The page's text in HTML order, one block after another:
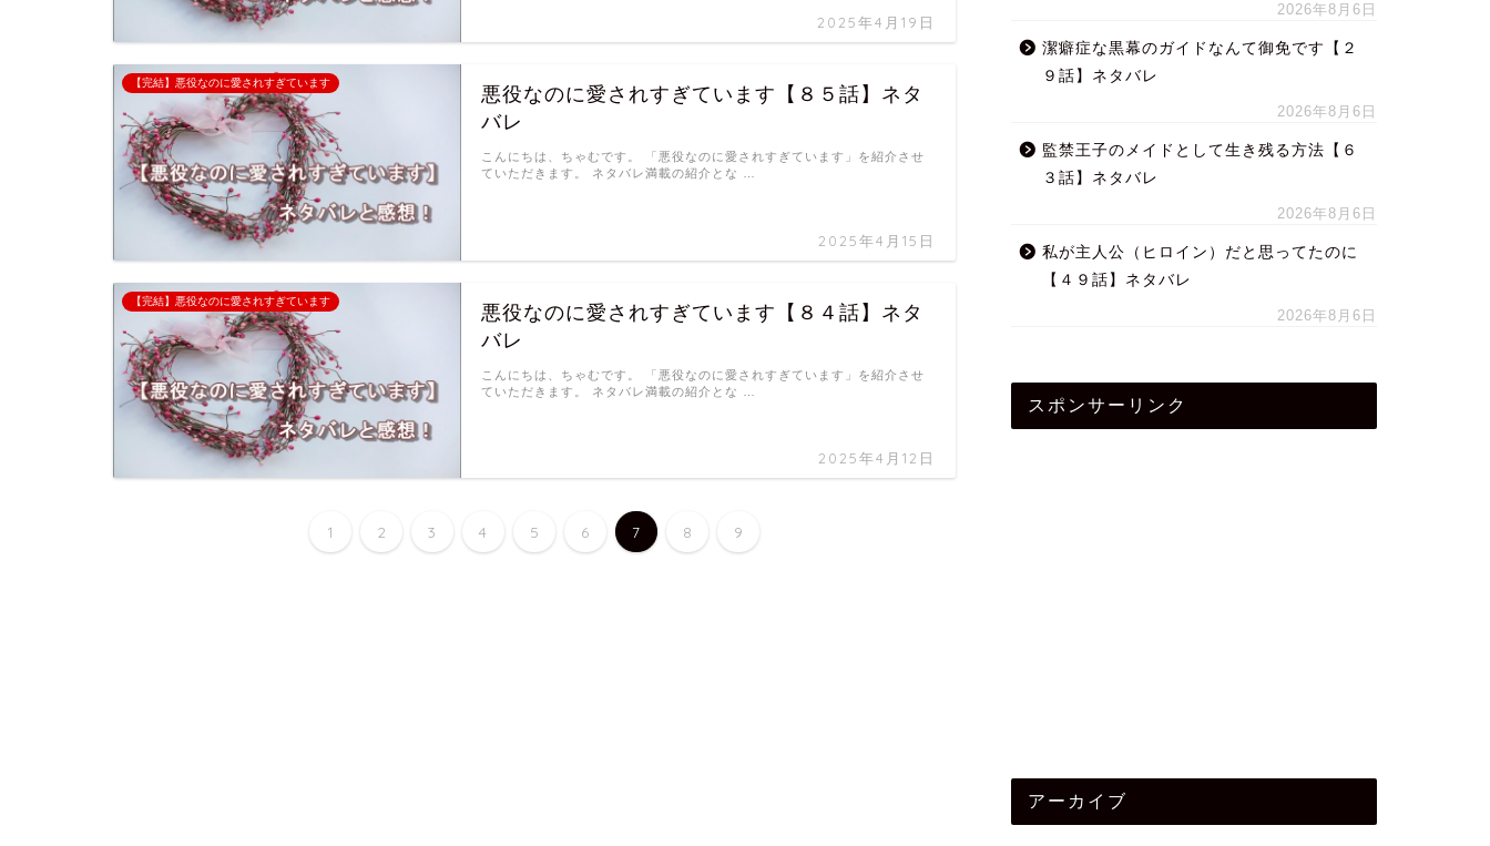
2025年4月19日
【完結】悪役なのに愛されすぎています
悪役なのに愛されすぎています【８５話】ネタ
バレ
2025年4月15日
こんにちは、ちゃむです。 「悪役なのに愛されすぎています」を紹介させ
ていただきます。 ネタバレ満載の紹介とな …
【完結】悪役なのに愛されすぎています
悪役なのに愛されすぎています【８４話】ネタ
バレ
2025年4月12日
こんにちは、ちゃむです。 「悪役なのに愛されすぎています」を紹介させ
ていただきます。 ネタバレ満載の紹介とな …
1 2 3 4 5 6 7 8 9
2026年8月6日
潔癖症な黒幕のガイドなんて御免です【２
９話】ネタバレ
2026年8月6日
監禁王子のメイドとして生き残る方法【６
３話】ネタバレ
2026年8月6日
私が主人公（ヒロイン）だと思ってたのに
【４９話】ネタバレ
2026年8月6日
スポンサーリンク
アーカイブ